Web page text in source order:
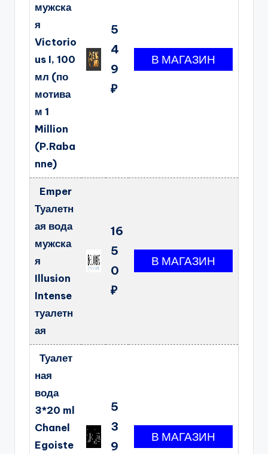
мужска
я
Victorio
us I, 100
мл (по
мотива
м 1
Million
(P.Raba
nne)
5
4
9
₽
Emper
Туалетн
ая вода
мужска
я
Illusion
Intense
туалетн
ая
16
5
0
₽
Туалет
ная
вода
3*20 ml
Chanel
Egoiste
5
3
9